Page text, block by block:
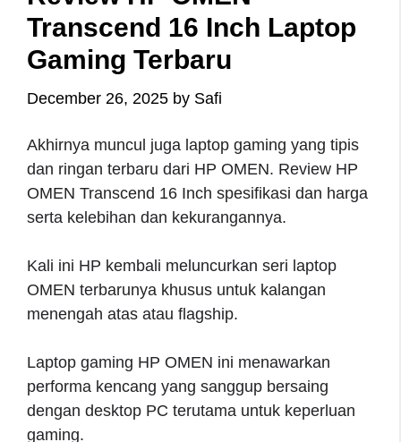
Transcend 16 Inch Laptop
Gaming Terbaru
December 26, 2025 by Safi
Akhirnya muncul juga laptop gaming yang tipis
dan ringan terbaru dari HP OMEN. Review HP
OMEN Transcend 16 Inch spesifikasi dan harga
serta kelebihan dan kekurangannya.
Kali ini HP kembali meluncurkan seri laptop
OMEN terbarunya khusus untuk kalangan
menengah atas atau flagship.
Laptop gaming HP OMEN ini menawarkan
performa kencang yang sanggup bersaing
dengan desktop PC terutama untuk keperluan
gaming.